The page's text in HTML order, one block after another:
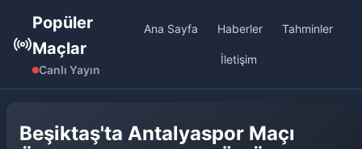
Popüler
Maçlar
Canlı Yayın
Ana Sayfa Haberler Tahminler
İletişim
Beşiktaş'ta Antalyaspor Maçı